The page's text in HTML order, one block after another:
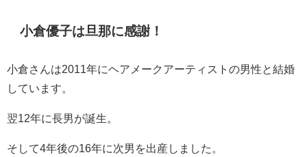
小倉優子は旦那に感謝！
小倉さんは2011年にヘアメークアーティストの男性と結婚
しています。
翌12年に長男が誕生。
そして4年後の16年に次男を出産しました。